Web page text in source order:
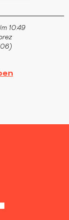
10:49
)